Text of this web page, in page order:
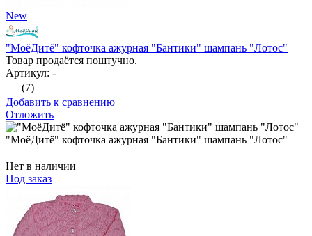
New
"МоёДитё" кофточка ажурная "Бантики" шампань "Лотос"
Товар продаётся поштучно.
Артикул: -
(7)
Добавить к сравнению
Отложить
"МоёДитё" кофточка ажурная "Бантики" шампань "Лотос"
Нет в наличии
Под заказ